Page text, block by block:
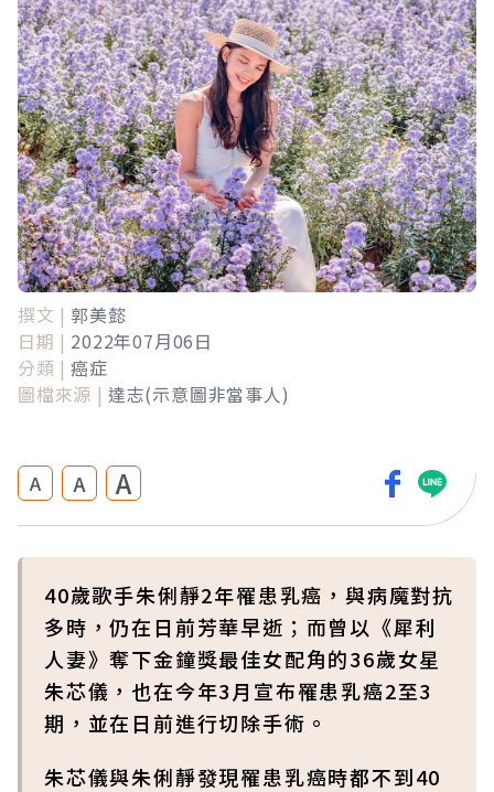
撰文 | 郭美懿
日期 | 2022年07月06日
分類 | 癌症
圖檔來源 | 達志(示意圖非當事人)
A A A
40歲歌手朱俐靜2年罹患乳癌，與病魔對抗
多時，仍在日前芳華早逝；而曾以《犀利
人妻》奪下金鐘獎最佳女配角的36歲女星
朱芯儀，也在今年3月宣布罹患乳癌2至3
期，並在日前進行切除手術。
朱芯儀與朱俐靜發現罹患乳癌時都不到40